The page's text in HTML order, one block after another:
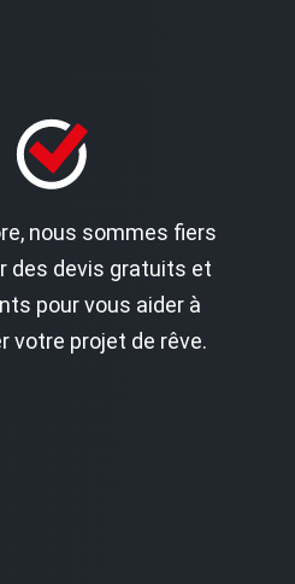
nous sommes fiers
des devis gratuits et
pour vous aider à
votre projet de rêve.